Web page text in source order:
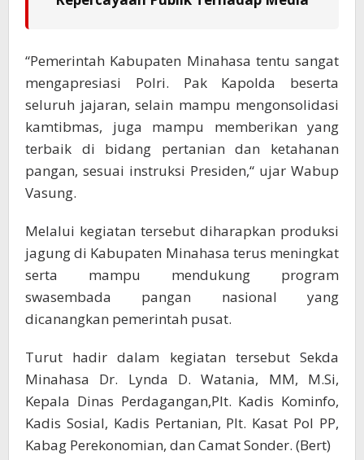
“Pemerintah Kabupaten Minahasa tentu sangat
mengapresiasi Polri. Pak Kapolda beserta
seluruh jajaran, selain mampu mengonsolidasi
kamtibmas, juga mampu memberikan yang
terbaik di bidang pertanian dan ketahanan
pangan, sesuai instruksi Presiden,“ ujar Wabup
Vasung.
Melalui kegiatan tersebut diharapkan produksi
jagung di Kabupaten Minahasa terus meningkat
serta mampu mendukung program
swasembada pangan nasional yang
dicanangkan pemerintah pusat.
Turut hadir dalam kegiatan tersebut Sekda
Minahasa Dr. Lynda D. Watania, MM, M.Si,
Kepala Dinas Perdagangan,Plt. Kadis Kominfo,
Kadis Sosial, Kadis Pertanian, Plt. Kasat Pol PP,
Kabag Perekonomian, dan Camat Sonder. (Bert)